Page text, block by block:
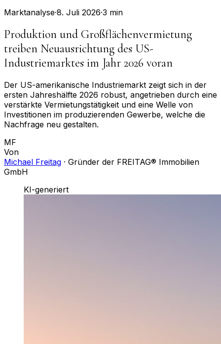
Marktanalyse·8. Juli 2026·3 min
Produktion und Großflächenvermietung
treiben Neuausrichtung des US-
Industriemarktes im Jahr 2026 voran
Der US-amerikanische Industriemarkt zeigt sich in der
ersten Jahreshälfte 2026 robust, angetrieben durch eine
verstärkte Vermietungstätigkeit und eine Welle von
Investitionen im produzierenden Gewerbe, welche die
Nachfrage neu gestalten.
MF
Von
Michael Freitag · Gründer der FREITAG® Immobilien
GmbH
KI-generiert